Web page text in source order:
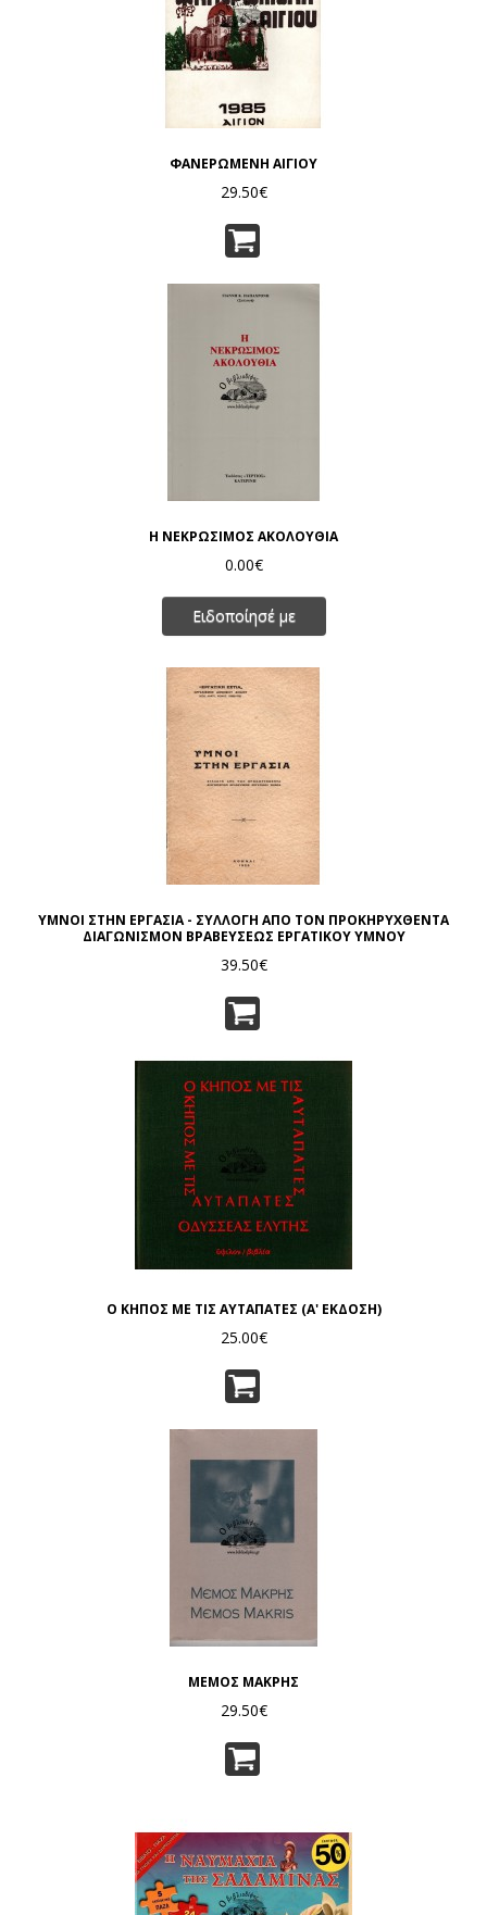
ΦΑΝΕΡΩΜΕΝΗ ΑΙΓΙΟΥ
29.50€
Η ΝΕΚΡΩΣΙΜΟΣ ΑΚΟΛΟΥΘΙΑ
0.00€
Ειδοποίησέ με
ΥΜΝΟΙ ΣΤΗΝ ΕΡΓΑΣΙΑ - ΣΥΛΛΟΓΗ ΑΠΟ ΤΟΝ ΠΡΟΚΗΡΥΧΘΕΝΤΑ
ΔΙΑΓΩΝΙΣΜΟΝ ΒΡΑΒΕΥΣΕΩΣ ΕΡΓΑΤΙΚΟΥ ΥΜΝΟΥ
39.50€
Ο ΚΗΠΟΣ ΜΕ ΤΙΣ ΑΥΤΑΠΑΤΕΣ (Α' ΕΚΔΟΣΗ)
25.00€
ΜΕΜΟΣ ΜΑΚΡΗΣ
29.50€